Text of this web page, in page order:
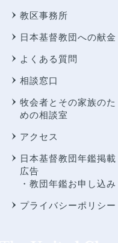
教区事務所
日本基督教団への献金
よくある質問
相談窓口
牧会者とその家族のた
めの相談室
アクセス
日本基督教団年鑑掲載
広告
・教団年鑑お申し込み
プライバシーポリシー